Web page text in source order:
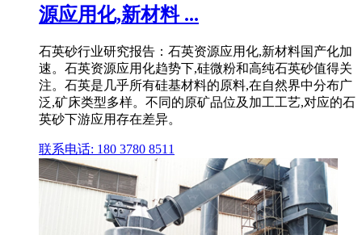
源应用化,新材料 ...
石英砂行业研究报告：石英资源应用化,新材料国产化加
速。石英资源应用化趋势下,硅微粉和高纯石英砂值得关
注。石英是几乎所有硅基材料的原料,在自然界中分布广
泛,矿床类型多样。不同的原矿品位及加工工艺,对应的石
英砂下游应用存在差异。
联系电话: 180 3780 8511